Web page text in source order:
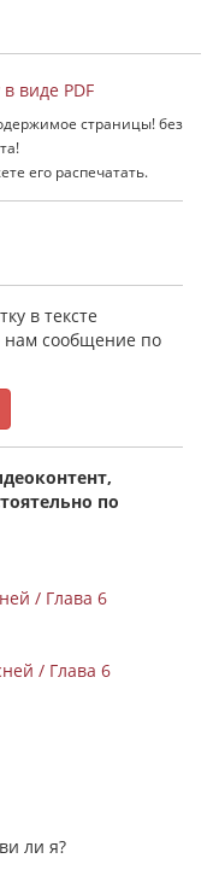
виде PDF
страницы! без
его распечатать.
в тексте
нам сообщение по
по
/ Глава 6
/ Глава 6
ли я?